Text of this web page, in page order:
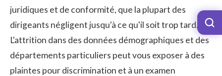
juridiques et de conformité, que la plupart des
dirigeants négligent jusqu'à ce qu'il soit trop tard.
L'attrition dans des données démographiques et des
départements particuliers peut vous exposer à des
plaintes pour discrimination et à un examen